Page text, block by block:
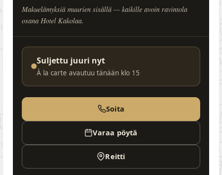
Makuelämyksiä muurien sisällä — kaikille avoin ravintola
osana Hotel Kakolaa.
Suljettu juuri nyt
À la carte avautuu tänään klo 15
Soita
Varaa pöytä
Reitti